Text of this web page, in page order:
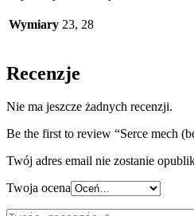
Wymiary 23, 28
Recenzje
Nie ma jeszcze żadnych recenzji.
Be the first to review “Serce mech
Twój adres email nie zostanie
Twoja ocena